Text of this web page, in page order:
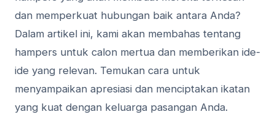
dan memperkuat hubungan baik antara Anda?
Dalam artikel ini, kami akan membahas tentang
hampers untuk calon mertua dan memberikan ide-
ide yang relevan. Temukan cara untuk
menyampaikan apresiasi dan menciptakan ikatan
yang kuat dengan keluarga pasangan Anda.